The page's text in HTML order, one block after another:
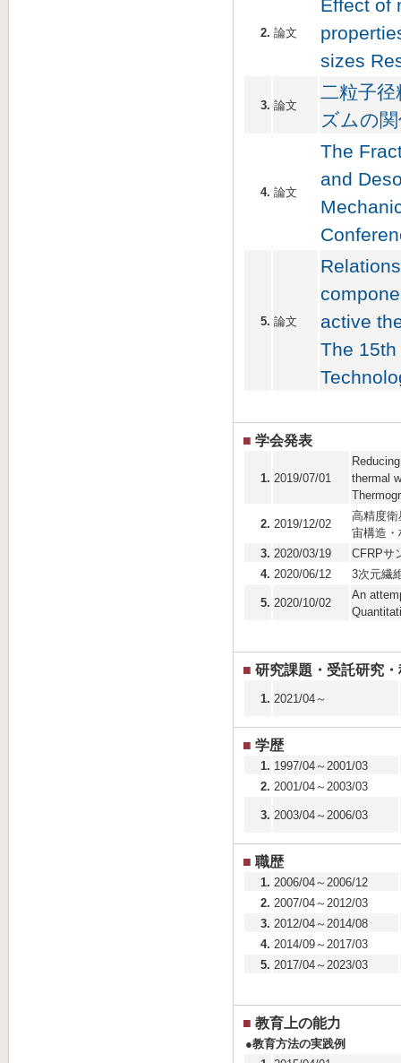
2. 論文
Effect of
sizes
3. 論文
二粒子
ズムの
4. 論文
The
and
5. 論文
active
The
■ 学会発表
1. 2019/07/01
thermal
2. 2019/12/02
高精度
宙構造
3. 2020/03/19
CFRPサ
4. 2020/06/12 3次元繊
5. 2020/10/02
An
■ 研究課題・受託研究
1. 2021/04～
■ 学歴
1. 1997/04～2001/03
2. 2001/04～2003/03
3. 2003/04～2006/03
■ 職歴
1. 2006/04～2006/12
2. 2007/04～2012/03
3. 2012/04～2014/08
4. 2014/09～2017/03
5. 2017/04～2023/03
■ 教育上の能力
●教育方法の実践例